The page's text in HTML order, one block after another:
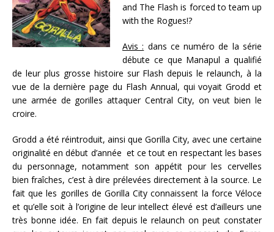
and The Flash is forced to team up
with the Rogues!?
Avis : dans ce numéro de la série
débute ce que Manapul a qualifié
de leur plus grosse histoire sur Flash depuis le relaunch, à la
vue de la dernière page du Flash Annual, qui voyait Grodd et
une armée de gorilles attaquer Central City, on veut bien le
croire.
Grodd a été réintroduit, ainsi que Gorilla City, avec une certaine
originalité en début d’année et ce tout en respectant les bases
du personnage, notamment son appétit pour les cervelles
bien fraîches, c’est à dire prélevées directement à la source. Le
fait que les gorilles de Gorilla City connaissent la force Véloce
et qu’elle soit à l’origine de leur intellect élevé est d’ailleurs une
très bonne idée. En fait depuis le relaunch on peut constater